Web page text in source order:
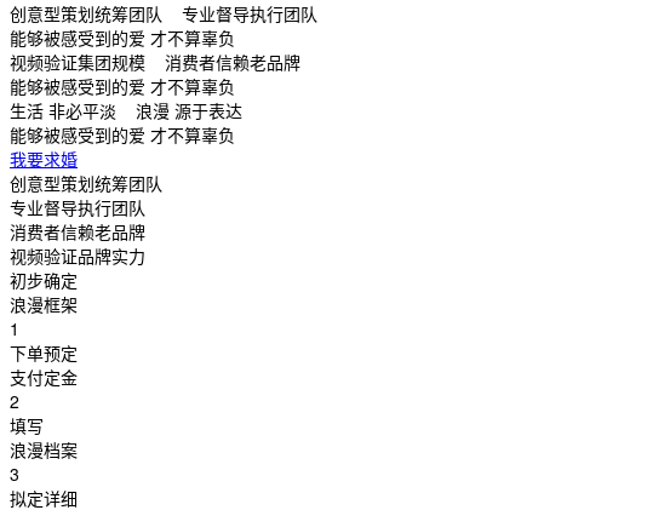
创意型策划统筹团队 专业督导执行团队
能够被感受到的爱 才不算辜负
视频验证集团规模 消费者信赖老品牌
能够被感受到的爱 才不算辜负
生活 非必平淡 浪漫 源于表达
能够被感受到的爱 才不算辜负
我要求婚
创意型策划统筹团队
专业督导执行团队
消费者信赖老品牌
视频验证品牌实力
初步确定
浪漫框架
1
下单预定
支付定金
2
填写
浪漫档案
3
拟定详细